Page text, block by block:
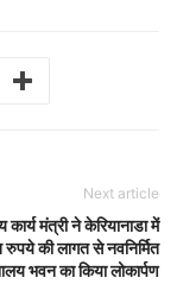
Next article
कार्य मंत्री ने केरियानाडा में
की लागत से नवनिर्मित
भवन का किया लोकार्पण